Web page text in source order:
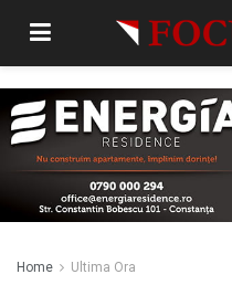
Home Ultima Ora